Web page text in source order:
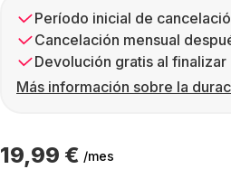
Período inicial de
Cancelación mensual
Devolución gratis al finalizar
Más información sobre la
19,99 € /mes